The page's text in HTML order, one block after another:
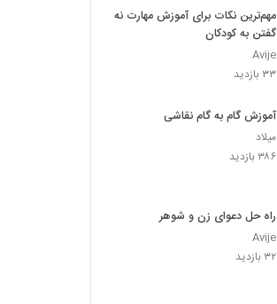
مهم‌ترین نکات برای آموزش مهارت نه
گفتن به کودکان
Avije
۳۳ بازدید
آموزش گام به گام نقاشی
میلاد
۳۸۶ بازدید
راه حل دعوای زن و شوهر
Avije
۳۲ بازدید